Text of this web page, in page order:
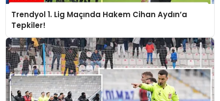
Trendyol 1. Lig Maçında Hakem Cihan Aydın’a
Tepkiler!